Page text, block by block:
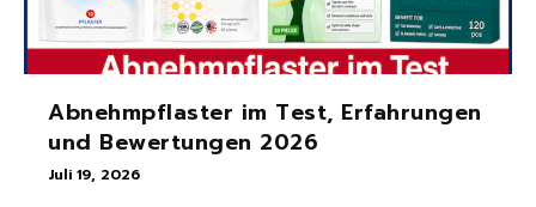
Abnehmpflaster im Test, Erfahrungen
und Bewertungen 2026
Juli 19, 2026